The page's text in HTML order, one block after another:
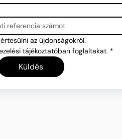
az újdonságokról.
tájékoztatóban foglaltakat. *
Küldés